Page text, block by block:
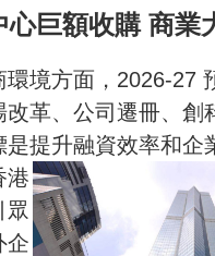
心巨額收購 商業
方面，2026-27
改革、公司遷冊、創
是提升融資效率和企
港
眾
企